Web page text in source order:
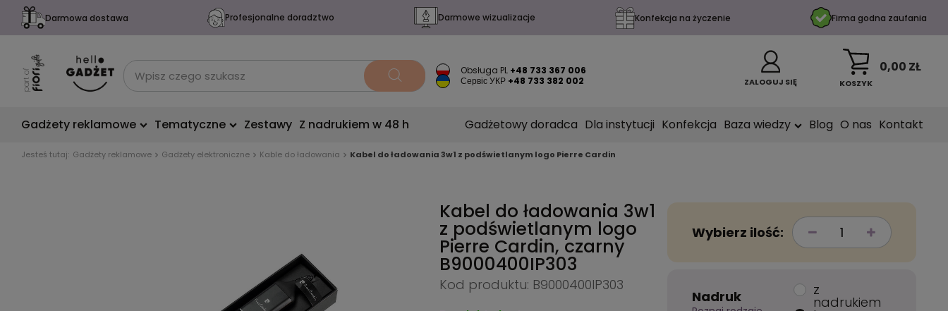
Darmowa dostawa Profesjonalne doradztwo Darmowe wizualizacje Konfekcja na życzenie Firma godna zaufania
Obsługa PL +48 733 367 006
Сервіс УКР +48 733 382 002 ZALOGUJ SIĘ KOSZYK
0,00 ZŁ
Gadżety reklamowe Tematyczne Zestawy Z nadrukiem w 48 h Gadżetowy doradca Dla instytucji Konfekcja Baza wiedzy Blog O nas Kontakt
Jesteś tutaj: Gadżety reklamowe Gadżety elektroniczne Kable do ładowania Kabel do ładowania 3w1 z podświetlanym logo Pierre Cardin
Kabel do ładowania 3w1
z podświetlanym logo
Pierre Cardin, czarny
B9000400IP303
Kod produktu: B9000400IP303
Wybierz ilość:
Nadruk z
nadrukiem